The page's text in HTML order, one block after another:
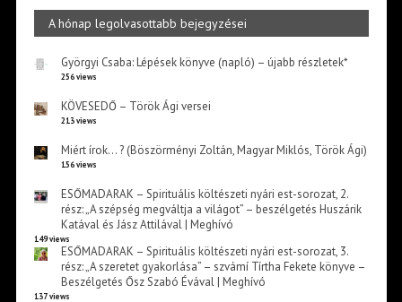
A hónap legolvasottabb bejegyzései
Györgyi Csaba: Lépések könyve (napló) – újabb részletek*
256 views
KÖVESEDŐ – Török Ági versei
213 views
Miért írok… ? (Böszörményi Zoltán, Magyar Miklós, Török Ági)
156 views
ESŐMADARAK – Spirituális költészeti nyári est-sorozat, 2.
rész: „A szépség megváltja a világot” – beszélgetés Huszárik
Katával és Jász Attilával | Meghívó
149 views
ESŐMADARAK – Spirituális költészeti nyári est-sorozat, 3.
rész: „A szeretet gyakorlása” – szvámí Tírtha Fekete könyve –
Beszélgetés Ősz Szabó Évával | Meghívó
137 views